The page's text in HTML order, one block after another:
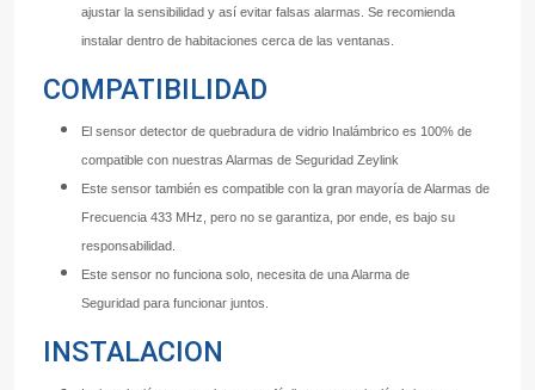
ajustar la sensibilidad y así evitar falsas alarmas. Se recomienda
instalar dentro de habitaciones cerca de las ventanas.
COMPATIBILIDAD
El sensor detector de quebradura de vidrio Inalámbrico es 100% de
compatible con nuestras Alarmas de Seguridad Zeylink
Este sensor también es compatible con la gran mayoría de Alarmas de
Frecuencia 433 MHz, pero no se garantiza, por ende, es bajo su
responsabilidad.
Este sensor no funciona solo, necesita de una Alarma de
Seguridad para funcionar juntos.
INSTALACION